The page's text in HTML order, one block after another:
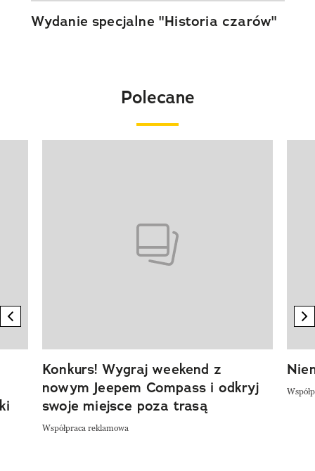
Wydanie specjalne "Historia czarów"
Polecane
previous element
Konkurs! Wygraj weekend z
nowym Jeepem Compass i odkryj
swoje miejsce poza trasą
Współpraca reklamowa